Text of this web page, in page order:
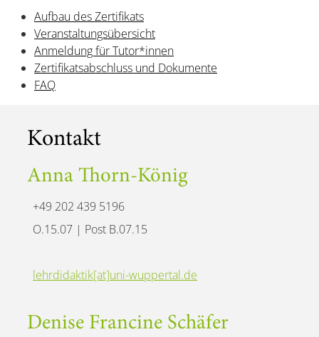
Aufbau des Zertifikats
Veranstaltungsübersicht
Anmeldung für Tutor*innen
Zertifikatsabschluss und Dokumente
FAQ
Kontakt
Anna Thorn-König
+49 202 439 5196
O.15.07 | Post B.07.15
lehrdidaktik[at]uni-wuppertal.de
Denise Francine Schäfer